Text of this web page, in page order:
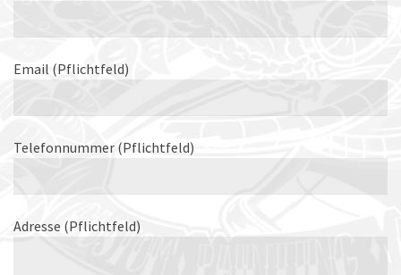
Email (Pflichtfeld)
Telefonnummer (Pflichtfeld)
Adresse (Pflichtfeld)